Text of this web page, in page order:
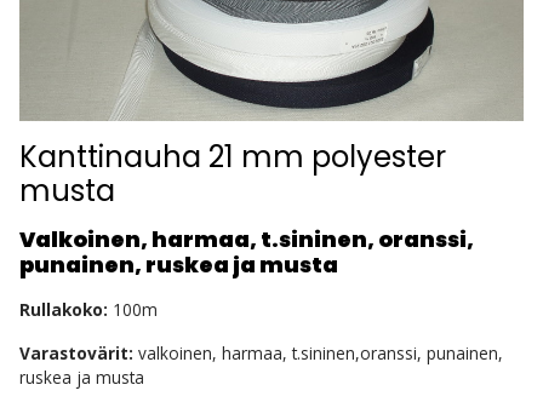
Kanttinauha 21 mm polyester
musta
Valkoinen, harmaa, t.sininen, oranssi,
punainen, ruskea ja musta
Rullakoko: 100m
Varastovärit: valkoinen, harmaa, t.sininen,oranssi, punainen,
ruskea ja musta